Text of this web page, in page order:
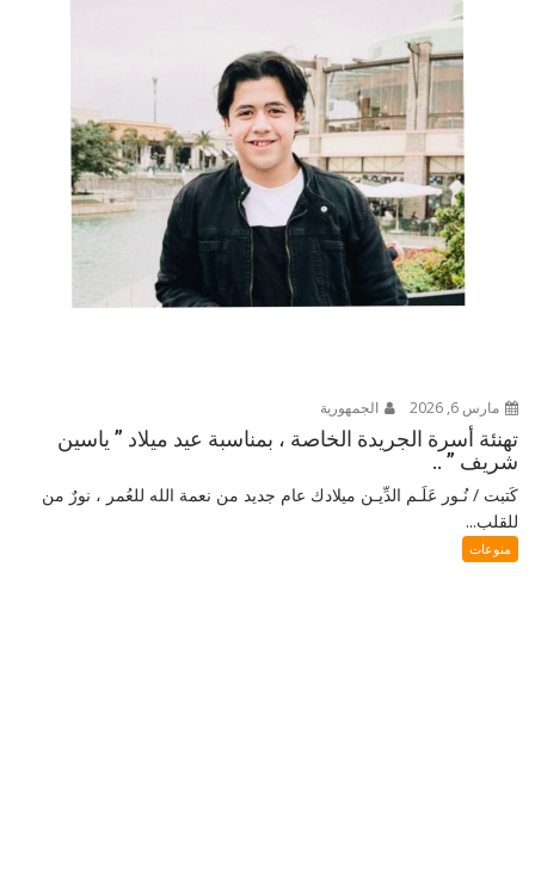
مارس 6, 2026 الجمهورية
تهنئة أسرة الجريدة الخاصة ، بمناسبة عيد ميلاد ” ياسين
شريف ” ..
كَتبت / نُـور عَلَـم الدِّيـن ميلادك عام جديد من نعمة الله للعُمر ، نورٌ من
للقلب...
منوعات